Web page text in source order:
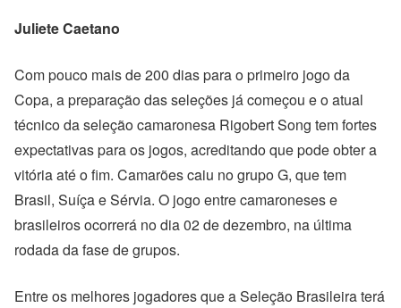
Juliete Caetano
Com pouco mais de 200 dias para o primeiro jogo da
Copa, a preparação das seleções já começou e o atual
técnico da seleção camaronesa Rigobert Song tem fortes
expectativas para os jogos, acreditando que pode obter a
vitória até o fim. Camarões caiu no grupo G, que tem
Brasil, Suíça e Sérvia. O jogo entre camaroneses e
brasileiros ocorrerá no dia 02 de dezembro, na última
rodada da fase de grupos.
Entre os melhores jogadores que a Seleção Brasileira terá